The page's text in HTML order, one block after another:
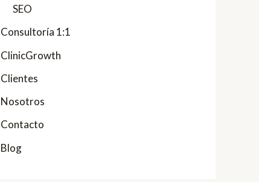
SEO
Consultoría 1:1
ClinicGrowth
Clientes
Nosotros
Contacto
Blog